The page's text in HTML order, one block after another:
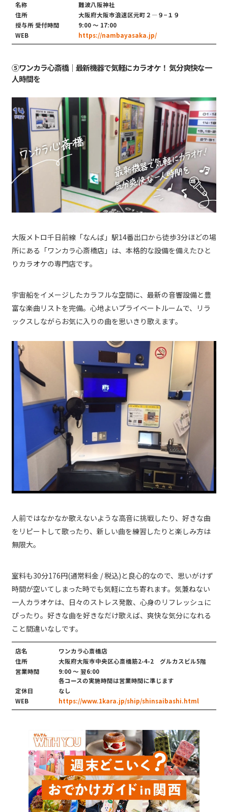
名称
難波八阪神社
住所
大阪府大阪市浪速区元町２―９−１９
授与所 受付時間
9:00 ～ 17:00
WEB
https://nambayasaka.jp/
⑤ワンカラ心斎橋｜最新機器で気軽にカラオケ！ 気分爽快な一
人時間を
大阪メトロ千日前線「なんば」駅14番出口から徒歩3分ほどの場
所にある「ワンカラ心斎橋店」は、本格的な設備を備えたひと
りカラオケの専門店です。
宇宙船をイメージしたカラフルな空間に、最新の音響設備と豊
富な楽曲リストを完備。心地よいプライベートルームで、リラ
ックスしながらお気に入りの曲を思いきり歌えます。
人前ではなかなか歌えないような高音に挑戦したり、好きな曲
をリピートして歌ったり、新しい曲を練習したりと楽しみ方は
無限大。
室料も30分176円(通常料金 / 税込)と良心的なので、思いがけず
時間が空いてしまった時でも気軽に立ち寄れます。気兼ねない
一人カラオケは、日々のストレス発散、心身のリフレッシュに
ぴったり。好きな曲を好きなだけ歌えば、爽快な気分になれる
こと間違いなしです。
店名
ワンカラ心斎橋店
住所
大阪府大阪市中央区心斎橋筋2-4-2 グルカスビル5階
営業時間
9:00 ～ 翌6:00
各コースの実施時間は営業時間に準じます
定休日
なし
WEB
https://www.1kara.jp/ship/shinsaibashi.html